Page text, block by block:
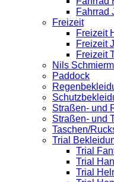
Fahrrad
Freizeit
Freizeit
Freizeit
Freizeit
Nils
Paddock
Straßen- und
Straßen- und
Taschen/
Trial
Trial
Trial
Trial